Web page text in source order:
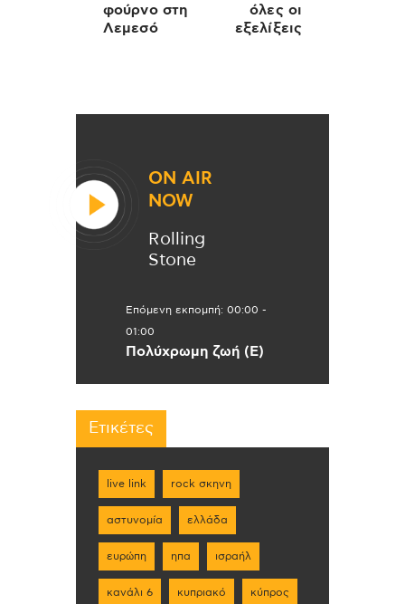
φούρνο στη
Λεμεσό
όλες οι
εξελίξεις
ON AIR
NOW
Rolling
Stone
Επόμενη εκπομπή: 00:00 -
01:00
Πολύχρωμη ζωή (Ε)
Ετικέτες
live link rock σκηνη
αστυνομία ελλάδα
ευρώπη ηπα ισραήλ
κανάλι 6 κυπριακό κύπρος